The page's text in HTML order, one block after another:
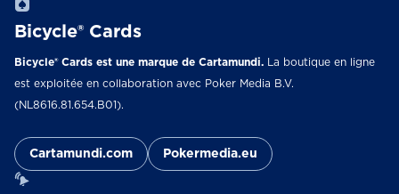
Bicycle® Cards
Bicycle® Cards est une marque de Cartamundi.
La boutique en ligne
est exploitée en collaboration avec Poker Media B.V.
(NL8616.81.654.B01).
Cartamundi.com Pokermedia.eu